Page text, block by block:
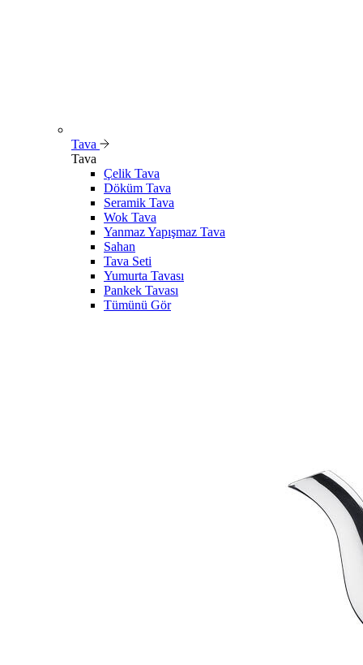
Tava
Tava
Çelik Tava
Döküm Tava
Seramik Tava
Wok Tava
Yanmaz Yapışmaz Tava
Sahan
Tava Seti
Yumurta Tavası
Pankek Tavası
Tümünü Gör